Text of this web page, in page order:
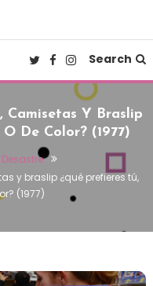
Search
Camisetas Y Braslip
De Color? (1977)
y braslip ¿qué prefieres tú,
(1977)